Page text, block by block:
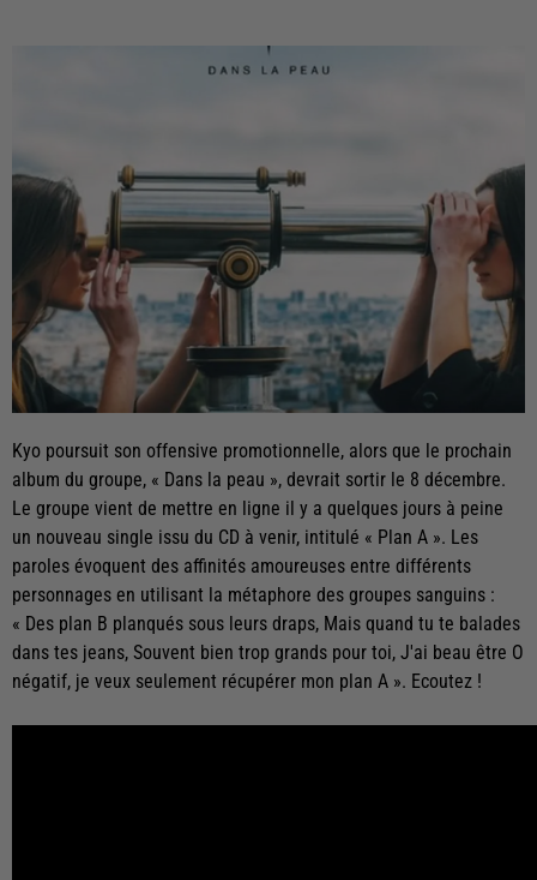
Kyo poursuit son offensive promotionnelle, alors que le prochain
album du groupe, « Dans la peau », devrait sortir le 8 décembre.
Le groupe vient de mettre en ligne il y a quelques jours à peine
un nouveau single issu du CD à venir, intitulé « Plan A ». Les
paroles évoquent des affinités amoureuses entre différents
personnages en utilisant la métaphore des groupes sanguins :
« Des plan B planqués sous leurs draps, Mais quand tu te balades
dans tes jeans, Souvent bien trop grands pour toi, J'ai beau être O
négatif, je veux seulement récupérer mon plan A ». Ecoutez !